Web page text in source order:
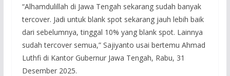
“Alhamdulillah di Jawa Tengah sekarang sudah banyak
tercover. Jadi untuk blank spot sekarang jauh lebih baik
dari sebelumnya, tinggal 10% yang blank spot. Lainnya
sudah tercover semua,” Sajiyanto usai bertemu Ahmad
Luthfi di Kantor Gubernur Jawa Tengah, Rabu, 31
Desember 2025.